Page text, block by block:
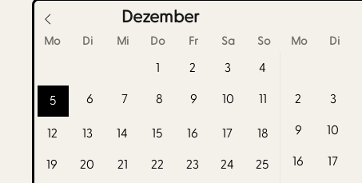
Dezember
Mo Di Mi Do Fr Sa So Mo Di
1 2 3 4
5 6 7 8 9 10 11
12 13 14 15 16 17
18
19
20 21 22 23 24
25
2
3
9
10
16
17